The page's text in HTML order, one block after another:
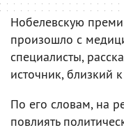
Нобелевскую
произошло с
специалисты,
источник, близкий
По его словам, на
повлиять